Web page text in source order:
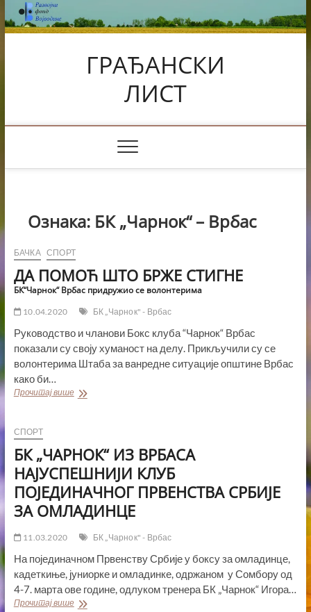
Skip
to
content
ГРАЂАНСКИ
ЛИСТ
Ознака: БК „Чарнок“ – Врбас
БАЧКА СПОРТ
ДА ПОМОЋ ШТО БРЖЕ СТИГНЕ
БК“Чарнок“ Врбас придружио се волонтерима
10.04.2020 БК „Чарнок" - Врбас
Руководство и чланови Бокс клуба “Чарнок“ Врбас
показали су своју хуманост на делу. Прикључили су се
волонтерима Штаба за ванредне ситуације општине Врбас
како би…
Прочитај вишеДА
БК“Чарнок“
Врбас
се
СПОРТ
БК „ЧАРНОК“ ИЗ ВРБАСА
НАЈУСПЕШНИЈИ КЛУБ
ПОЈЕДИНАЧНОГ ПРВЕНСТВА СРБИЈЕ
ЗА ОМЛАДИНЦЕ
11.03.2020 БК „Чарнок" - Врбас
На појединачном Првенству Србије у боксу за омладинце,
кадеткиње, јуниорке и омладинке, одржаном у Сомбору од
4-7. марта ове године, одлуком тренера БК „Чарнок“ Игора…
Прочитај вишеБК